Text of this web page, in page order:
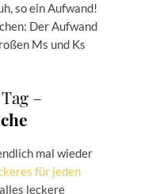
so ein Aufwand!
Der Aufwand
Ms und Ks
–
mal wieder
für jeden
leckere